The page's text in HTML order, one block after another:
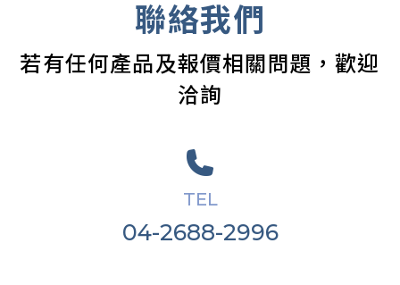
聯絡我們
若有任何產品及報價相關問題，歡迎
洽詢
TEL
04-2688-2996